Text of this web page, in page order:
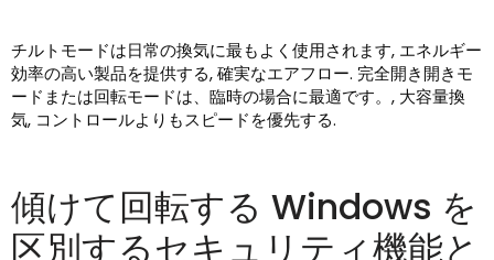
チルトモードは日常の換気に最もよく使用されます, エネルギー
効率の高い製品を提供する, 確実なエアフロー. 完全開き開きモ
ードまたは回転モードは、臨時の場合に最適です。, 大容量換
気, コントロールよりもスピードを優先する.
傾けて回転する Windows を
区別するセキュリティ機能と